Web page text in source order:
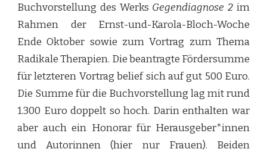
Buchvorstellung des Werks Gegendiagnose 2 im
Rahmen der Ernst-und-Karola-Bloch-Woche
Ende Oktober sowie zum Vortrag zum Thema
Radikale Therapien. Die beantragte Fördersumme
für letzteren Vortrag belief sich auf gut 500 Euro.
Die Summe für die Buchvorstellung lag mit rund
1.300 Euro doppelt so hoch. Darin enthalten war
aber auch ein Honorar für Herausgeber*innen
und Autorinnen (hier nur Frauen). Beiden